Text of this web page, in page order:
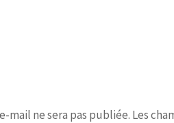
mail ne sera pas publiée. Les